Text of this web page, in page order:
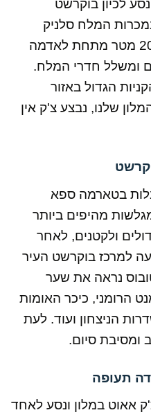
לכיון בוקרשט
המלח סלניק
פרחובה, נרד לעומק של כ200 מטר מתחת לאדמה
ומשלל חדרי המלח.
הגדול באזור
שלנו, נבצע צ'ק אין
בטארמה ספא
מהיפים ביותר
ולקטנים, לאחר
למרכז בוקרשט העיר
נראה את שער
הרומני, כיכר האומות
הניצחון ועוד. לעת
ומסיבת סיום.
תעופה
אאוט במלון ונסע לאחד